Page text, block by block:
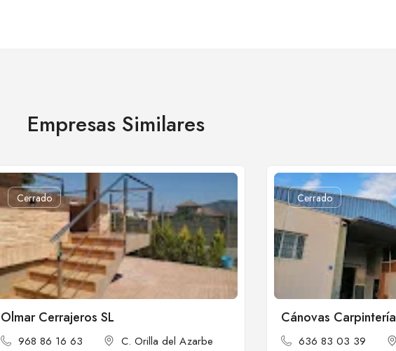
Empresas Similares
Cerrado
Olmar Cerrajeros SL
968 86 16 63 C. Orilla del Azarbe
Cerrado
Cánovas Carpintería
636 83 03 39